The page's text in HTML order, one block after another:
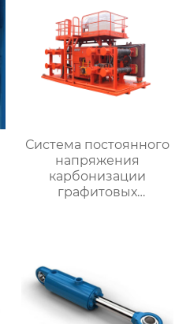
Система постоянного
напряжения
карбонизации
графитовых